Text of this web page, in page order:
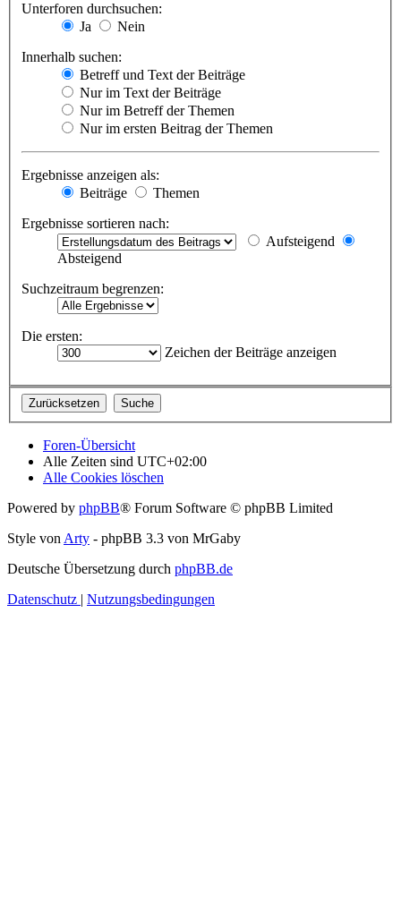
Unterforen durchsuchen:
Ja
Nein
Innerhalb suchen:
Betreff und Text der Beiträge
Nur im Text der Beiträge
Nur im Betreff der Themen
Nur im ersten Beitrag der Themen
Ergebnisse anzeigen als:
Beiträge
Themen
Ergebnisse sortieren nach:
Aufsteigend
Absteigend
Suchzeitraum begrenzen:
Die ersten:
Zeichen der Beiträge anzeigen
Foren-Übersicht
Alle Zeiten sind UTC+02:00
Alle Cookies löschen
Powered by phpBB® Forum Software © phpBB Limited
Style von Arty - phpBB 3.3 von MrGaby
Deutsche Übersetzung durch phpBB.de
Datenschutz | Nutzungsbedingungen